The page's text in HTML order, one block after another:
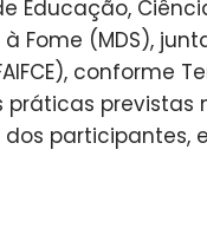
Educação,
Fome (MDS),
conforme
previstas
participantes,